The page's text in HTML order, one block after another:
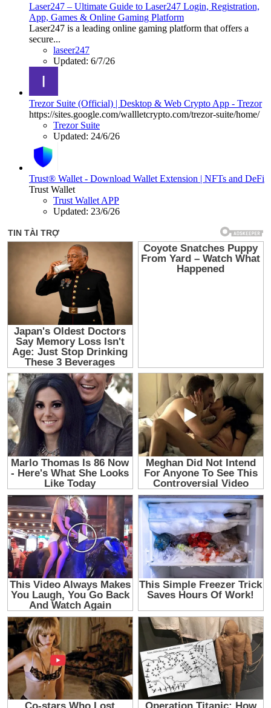
Laser247 – Ultimate Guide to Laser247 Login, Registration,
App, Games & Online Gaming Platform
Laser247 is a leading online gaming platform that offers a
secure...
laseer247
Updated: 6/7/26
Trezor Suite (Official) | Desktop & Web Crypto App - Trezor
https://sites.google.com/wallletcrypto.com/trezor-suite/home/
Trezor Suite
Updated: 24/6/26
Trust® Wallet - Download Wallet Extension | NFTs and DeFi
Trust Wallet
Trust Wallet APP
Updated: 23/6/26